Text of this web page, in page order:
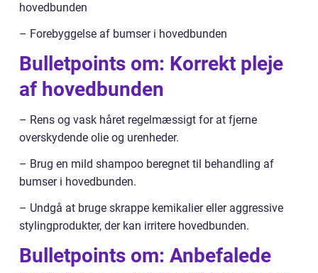
hovedbunden
– Forebyggelse af bumser i hovedbunden
Bulletpoints om: Korrekt pleje
af hovedbunden
– Rens og vask håret regelmæssigt for at fjerne
overskydende olie og urenheder.
– Brug en mild shampoo beregnet til behandling af
bumser i hovedbunden.
– Undgå at bruge skrappe kemikalier eller aggressive
stylingprodukter, der kan irritere hovedbunden.
Bulletpoints om: Anbefalede